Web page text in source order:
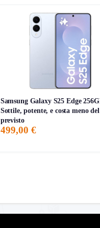
Samsung Galaxy S25 Edge
Sottile, potente, e costa meno del
previsto
499,00 €